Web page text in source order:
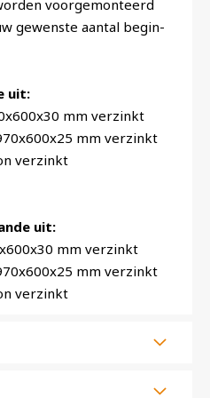
voorgemonteerd
gewenste aantal begin-
uit:
mm verzinkt
mm verzinkt
verzinkt
uit:
mm verzinkt
mm verzinkt
verzinkt